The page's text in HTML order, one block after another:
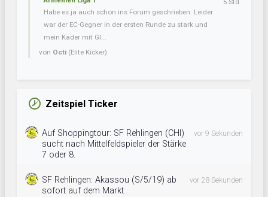
Habe es ja auch schon ins Forum geschrieben: Leider
war der EC-Gegner in der ersten Runde zu stark und
mein Kader mit Gl...
von Octi (Elite Kicker)
5 Std
Zeitspiel Ticker
Auf Shoppingtour: SF Rehlingen (CHI)
sucht nach Mittelfeldspieler der Stärke
7 oder 8.
vor 9 Sekunden
SF Rehlingen: Akassou (S/5/19) ab
sofort auf dem Markt.
vor 28 Sekunden